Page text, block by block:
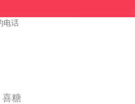
喜糖